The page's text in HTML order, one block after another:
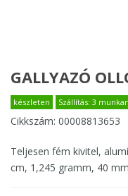
GALLYAZÓ
készleten Szállítás: 3
Cikkszám: 00008813653
Teljesen fém kivitel,
cm, 1,245 gramm, 40